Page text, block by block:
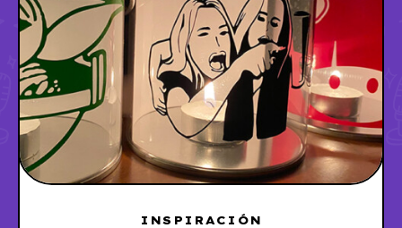
INSPIRACIÓN